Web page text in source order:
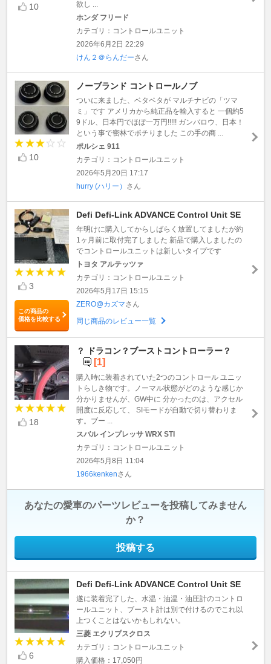
10
欲し ...
ホンダ フリード
カテゴリ：コントロールユニット
2026年6月2日 22:29
けん２＠らんだーさん
10
ノーブランド コントロールノブ
ついに来ました、ベタベタが マルチナビの「ツマ
ミ」です アメリカから純正品を輸入すると 一個約5
9ドル、日本円でほぼ一万円!!!!! ガンバロウ、日本！
という事で密林でポチりました この手の商 ...
ポルシェ 911
カテゴリ：コントロールユニット
2026年5月20日 17:17
hurry (ハリー） さん
3
この商品の
価格を比較する
Defi Defi-Link ADVANCE Control Unit SE
年明けに購入してからしばらく放置してましたが約
1ヶ月前に取付完了しました 新品で購入しましたの
でコントロールユニットは新しいタイプです
トヨタ アルテッツァ
カテゴリ：コントロールユニット
2026年5月17日 15:15
ZERO@カズマさん
同じ商品のレビュー一覧
18
？ ドラコン？ブーストコントローラー？
[1]
購入時に装着されていた2つのコントロール ユニッ
トらしき物です。ノーマル状態がどのような感じか
分かりませんが、GW中に 分かったのは、アクセル
開度に反応して、 SIモードが自動で切り替わりま
す。ブー ...
スバル インプレッサ WRX STI
カテゴリ：コントロールユニット
2026年5月8日 11:04
1966kenkenさん
あなたの愛車のパーツレビューを投稿してみません
か？
投稿する
6
Defi Defi-Link ADVANCE Control Unit SE
遂に装着完了した、水温・油温・油圧計のコントロ
ールユニット、ブースト計は別で付けるのでこれ以
上つくことはないかもしれない。
三菱 エクリプスクロス
カテゴリ：コントロールユニット
購入価格：17,050円